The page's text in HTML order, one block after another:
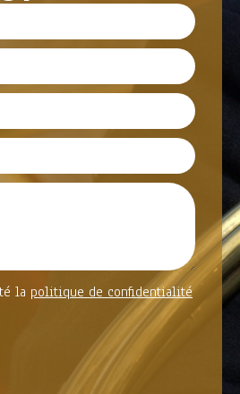
la politique de confidentialité